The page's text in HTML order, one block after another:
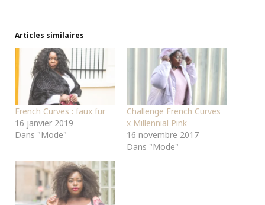
Articles similaires
French Curves : faux fur
16 janvier 2019
Dans "Mode"
Challenge French Curves
x Millennial Pink
16 novembre 2017
Dans "Mode"